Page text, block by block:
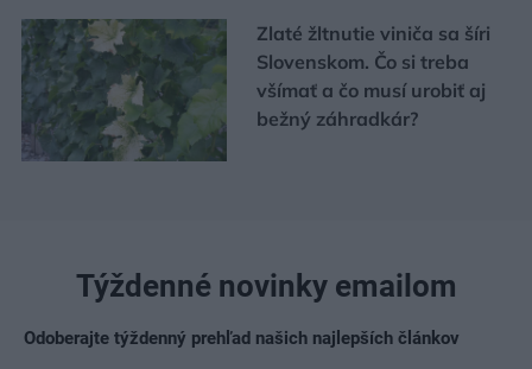
Zlaté žltnutie viniča sa šíri
Slovenskom. Čo si treba
všímať a čo musí urobiť aj
bežný záhradkár?
Týždenné novinky emailom
Odoberajte týždenný prehľad našich najlepších článkov